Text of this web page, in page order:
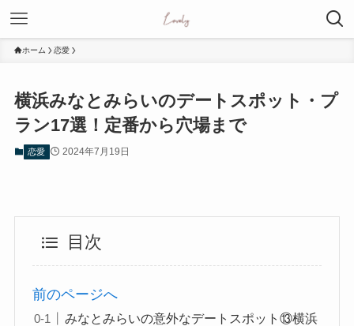
ホーム 恋愛
横浜みなとみらいのデートスポット・プ
ラン17選！定番から穴場まで
恋愛 2024年7月19日
目次
前のページへ
みなとみらいの意外なデートスポット⑬横浜